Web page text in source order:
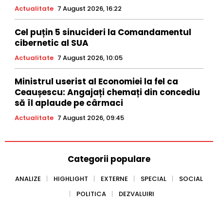
Actualitate 7 August 2026, 16:22
Cel puțin 5 sinucideri la Comandamentul
cibernetic al SUA
Actualitate 7 August 2026, 10:05
Ministrul userist al Economiei la fel ca
Ceaușescu: Angajați chemați din concediu
să îl aplaude pe cârmaci
Actualitate 7 August 2026, 09:45
Categorii populare
ANALIZE HIGHLIGHT EXTERNE SPECIAL
SOCIAL
POLITICA
DEZVALUIRI